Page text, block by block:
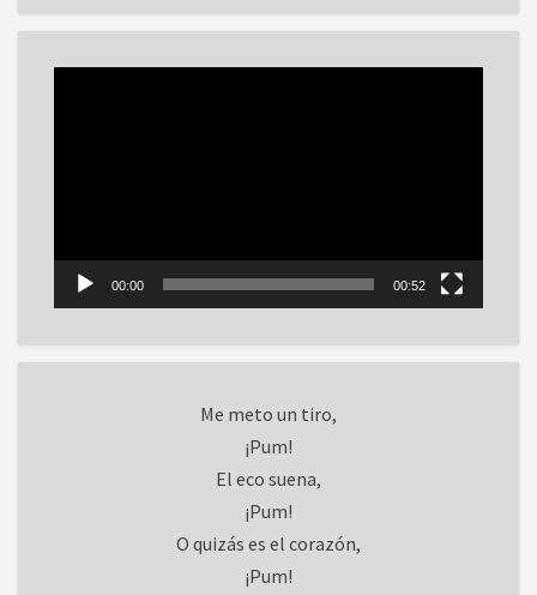
00:00 00:52
Me meto un tiro,
¡Pum!
El eco suena,
¡Pum!
O quizás es el corazón,
¡Pum!